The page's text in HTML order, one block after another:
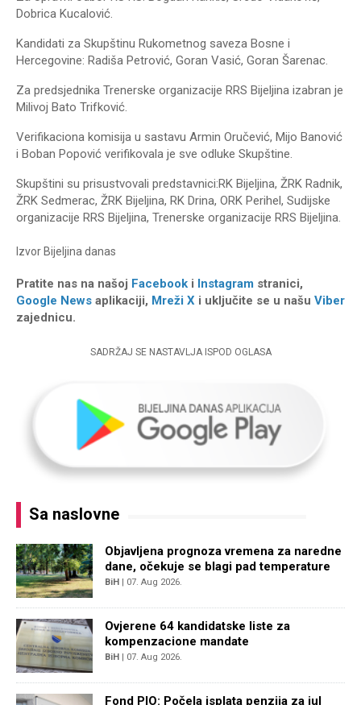
Dobrica Kucalović.
Kandidati za Skupštinu Rukometnog saveza Bosne i
Hercegovine: Radiša Petrović, Goran Vasić, Goran Šarenac.
Za predsjednika Trenerske organizacije RRS Bijeljina izabran je
Milivoj Bato Trifković.
Verifikaciona komisija u sastavu Armin Oručević, Mijo Banović
i Boban Popović verifikovala je sve odluke Skupštine.
Skupštini su prisustvovali predstavnici:RK Bijeljina, ŽRK Radnik,
ŽRK Sedmerac, ŽRK Bijeljina, RK Drina, ORK Perihel, Sudijske
organizacije RRS Bijeljina, Trenerske organizacije RRS Bijeljina.
Izvor Bijeljina danas
Pratite nas na našoj Facebook i Instagram stranici,
Google News aplikaciji, Mreži X i uključite se u našu Viber
zajednicu.
SADRŽAJ SE NASTAVLJA ISPOD OGLASA
Sa naslovne
Objavljena prognoza vremena za naredne
dane, očekuje se blagi pad temperature
BiH | 07. Aug 2026.
Ovjerene 64 kandidatske liste za
kompenzacione mandate
BiH | 07. Aug 2026.
Fond PIO: Počela isplata penzija za jul